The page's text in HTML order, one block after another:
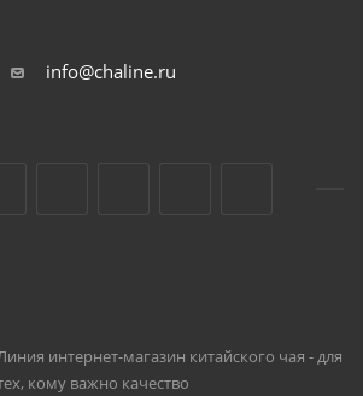
info@chaline.ru
интернет-магазин китайского чая - для
кому важно качество